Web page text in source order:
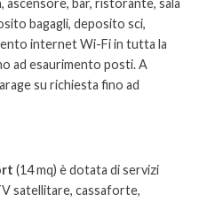
bar, ristorante, sala
bagagli, deposito sci,
internet Wi-Fi in tutta la
ad esaurimento posti. A
su richiesta fino ad
(14 mq) è dotata di servizi
satellitare, cassaforte,